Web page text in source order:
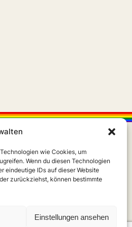
wie Cookies, um
Wenn du diesen Technologien
eindeutige IDs auf dieser Website
zurückziehst, können bestimmte
Einstellungen ansehen